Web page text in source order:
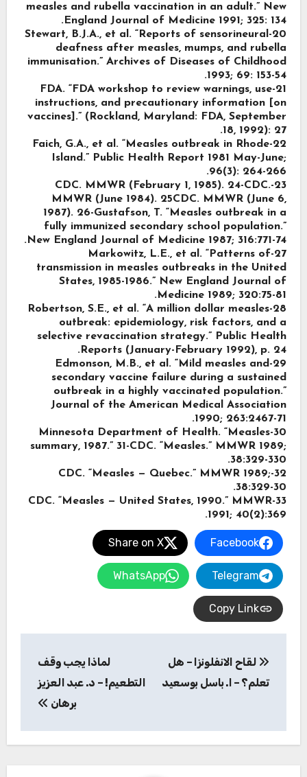
measles and rubella vaccination in an adult.” New
England Journal of Medicine 1991; 325: 134.
20-Stewart, B.J.A., et al. “Reports of sensorineural
deafness after measles, mumps, and rubella
immunisation.” Archives of Diseases of Childhood
1993; 69: 153-54.
21-FDA. “FDA workshop to review warnings, use
instructions, and precautionary information [on
vaccines].” (Rockland, Maryland: FDA, September
18, 1992): 27.
22-Faich, G.A., et al. “Measles outbreak in Rhode
Island.” Public Health Report 1981 May-June;
96(3): 264-266.
23-CDC. MMWR (February 1, 1985). 24-CDC.
MMWR (June 1984). 25CDC. MMWR (June 6,
1987). 26-Gustafson, T. “Measles outbreak in a
fully immunized secondary school population.”
New England Journal of Medicine 1987; 316:771-74.
27-Markowitz, L.E., et al. “Patterns of
transmission in measles outbreaks in the United
States, 1985-1986.” New England Journal of
Medicine 1989; 320:75-81.
28-Robertson, S.E., et al. “A million dollar measles
outbreak: epidemiology, risk factors, and a
selective revaccination strategy.” Public Health
Reports (January-February 1992), p. 24.
29-Edmonson, M.B., et al. “Mild measles and
secondary vaccine failure during a sustained
outbreak in a highly vaccinated population.”
Journal of the American Medical Association
1990; 263:2467-71.
30-Minnesota Department of Health. “Measles
summary, 1987.” 31-CDC. “Measles.” MMWR 1989;
38:329-330.
32-CDC. “Measles — Quebec.” MMWR 1989;
38:329-30.
33-CDC. “Measles — United States, 1990.” MMWR
1991; 40(2):369.
Facebook
Share on X
Telegram
WhatsApp
Copy Link
المقالات
لقاح الانفلونزا – هل
تعلم؟ – ا. باسل بوسعيد
لماذا يجب وقف
التطعيم! – د. عبد العزيز
برهان